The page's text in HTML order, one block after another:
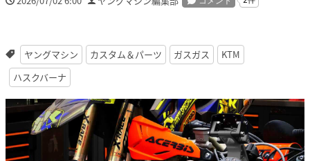
ヤングマシン カスタム＆パーツ ガスガス
KTM
ハスクバーナ